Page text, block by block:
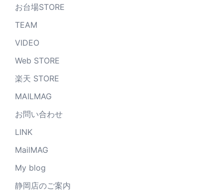
お台場STORE
TEAM
VIDEO
Web STORE
楽天 STORE
MAILMAG
お問い合わせ
LINK
MailMAG
My blog
静岡店のご案内